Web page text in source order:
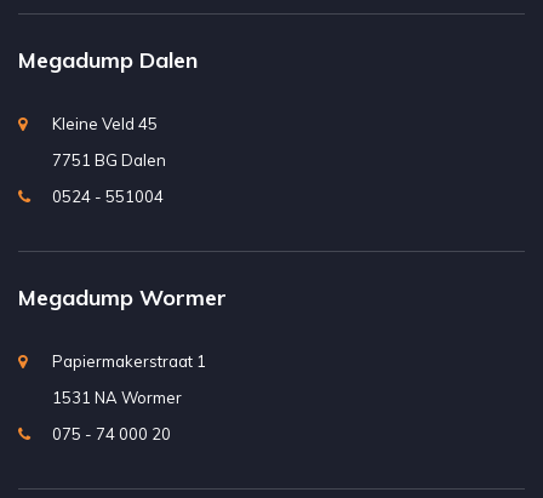
Megadump Dalen
Kleine Veld 45
7751 BG Dalen
0524 - 551004
Megadump Wormer
Papiermakerstraat 1
1531 NA Wormer
075 - 74 000 20